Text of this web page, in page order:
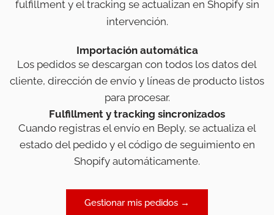
fulfillment y el tracking se actualizan en Shopify sin
intervención.
Importación automática
Los pedidos se descargan con todos los datos del
cliente, dirección de envío y líneas de producto listos
para procesar.
Fulfillment y tracking sincronizados
Cuando registras el envío en Beply, se actualiza el
estado del pedido y el código de seguimiento en
Shopify automáticamente.
Gestionar mis pedidos →